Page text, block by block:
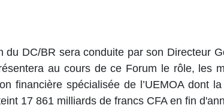
du DC/BR sera conduite par son Directeur
au cours de ce Forum le rôle, les
financière spécialisée de l’UEMOA dont
17 861 milliards de francs CFA en fin